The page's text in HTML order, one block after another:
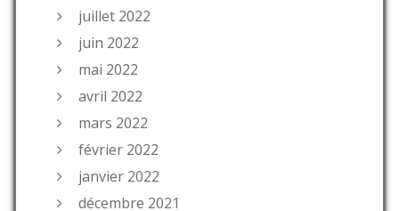
juillet 2022
juin 2022
mai 2022
avril 2022
mars 2022
février 2022
janvier 2022
décembre 2021